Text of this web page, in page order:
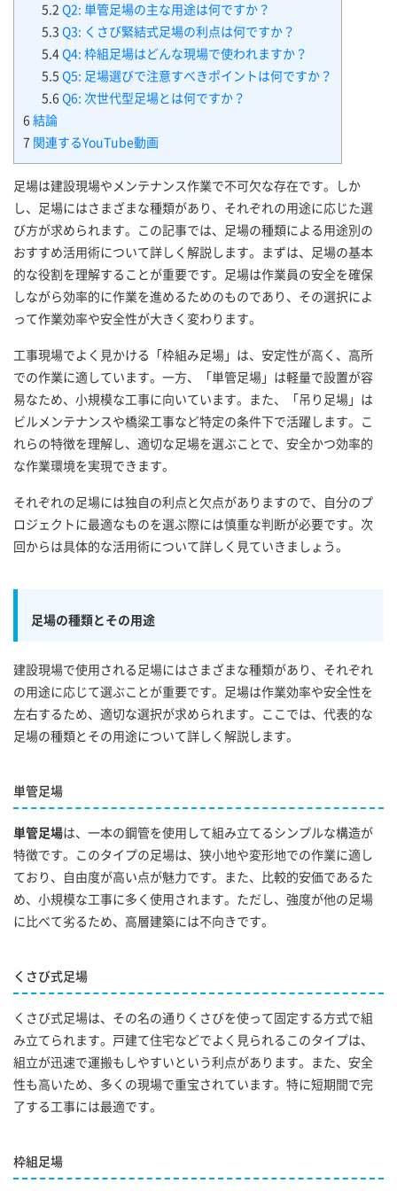
5.2 Q2: 単管足場の主な用途は何ですか？
5.3 Q3: くさび緊結式足場の利点は何ですか？
5.4 Q4: 枠組足場はどんな現場で使われますか？
5.5 Q5: 足場選びで注意すべきポイントは何ですか？
5.6 Q6: 次世代型足場とは何ですか？
6 結論
7 関連するYouTube動画
足場は建設現場やメンテナンス作業で不可欠な存在です。しか
し、足場にはさまざまな種類があり、それぞれの用途に応じた選
び方が求められます。この記事では、足場の種類による用途別の
おすすめ活用術について詳しく解説します。まずは、足場の基本
的な役割を理解することが重要です。足場は作業員の安全を確保
しながら効率的に作業を進めるためのものであり、その選択によ
って作業効率や安全性が大きく変わります。
工事現場でよく見かける「枠組み足場」は、安定性が高く、高所
での作業に適しています。一方、「単管足場」は軽量で設置が容
易なため、小規模な工事に向いています。また、「吊り足場」は
ビルメンテナンスや橋梁工事など特定の条件下で活躍します。こ
れらの特徴を理解し、適切な足場を選ぶことで、安全かつ効率的
な作業環境を実現できます。
それぞれの足場には独自の利点と欠点がありますので、自分のプ
ロジェクトに最適なものを選ぶ際には慎重な判断が必要です。次
回からは具体的な活用術について詳しく見ていきましょう。
足場の種類とその用途
建設現場で使用される足場にはさまざまな種類があり、それぞれ
の用途に応じて選ぶことが重要です。足場は作業効率や安全性を
左右するため、適切な選択が求められます。ここでは、代表的な
足場の種類とその用途について詳しく解説します。
単管足場
単管足場は、一本の鋼管を使用して組み立てるシンプルな構造が
特徴です。このタイプの足場は、狭小地や変形地での作業に適し
ており、自由度が高い点が魅力です。また、比較的安価であるた
め、小規模な工事に多く使用されます。ただし、強度が他の足場
に比べて劣るため、高層建築には不向きです。
くさび式足場
くさび式足場は、その名の通りくさびを使って固定する方式で組
み立てられます。戸建て住宅などでよく見られるこのタイプは、
組立が迅速で運搬もしやすいという利点があります。また、安全
性も高いため、多くの現場で重宝されています。特に短期間で完
了する工事には最適です。
枠組足場